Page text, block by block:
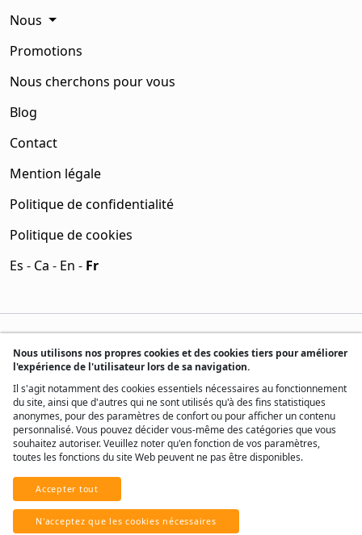
Nous
Promotions
Nous cherchons pour vous
Blog
Contact
Mention légale
Politique de confidentialité
Politique de cookies
Es - Ca - En - Fr
® Tous droits réservés, 2017 - 2026
Nous utilisons nos propres cookies et des cookies tiers pour améliorer
l'expérience de l'utilisateur lors de sa navigation.
Il s'agit notamment des cookies essentiels nécessaires au fonctionnement
du site, ainsi que d'autres qui ne sont utilisés qu'à des fins statistiques
anonymes, pour des paramètres de confort ou pour afficher un contenu
personnalisé. Vous pouvez décider vous-même des catégories que vous
souhaitez autoriser. Veuillez noter qu'en fonction de vos paramètres,
toutes les fonctions du site Web peuvent ne pas être disponibles.
Accepter tout
N'acceptez que les cookies nécessaires